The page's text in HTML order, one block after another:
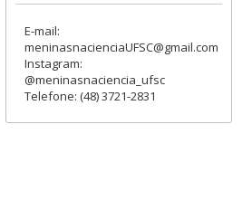
E-mail:
meninasnacienciaUFSC@gmail.com
Instagram:
@meninasnaciencia_ufsc
Telefone: (48) 3721-2831